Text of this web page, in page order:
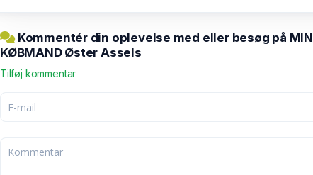
Kommentér din oplevelse med eller besøg på MIN
KØBMAND Øster Assels
Tilføj kommentar